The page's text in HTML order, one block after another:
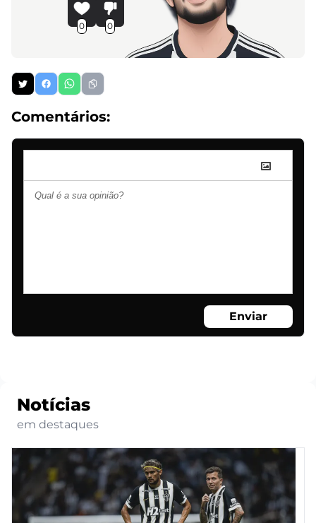
0 0
Comentários:
Enviar
Notícias
em destaques